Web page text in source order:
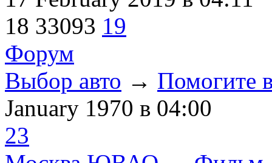
18 33093 19
Форум
Выбор авто → Помогите
January 1970 в 04:00
23